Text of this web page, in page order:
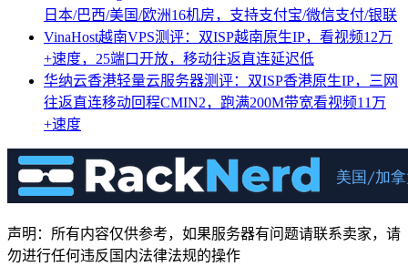
日本/巴西/美国/欧洲16机房，支持支付宝/微信支付/银联
VinaHost越南VPS测评：双ISP越南原生IP，看视频12万
+速度，25端口开放，移动往返直连延迟低
华纳云香港轻量云服务器测评：双ISP香港原生IP，三网
往返直连移动回程CMIN2，跑满200M带宽看视频11万
+速度
声明：所有内容仅供参考，如果服务器有问题请联系卖家，请
勿进行任何违反国内法律法规的操作